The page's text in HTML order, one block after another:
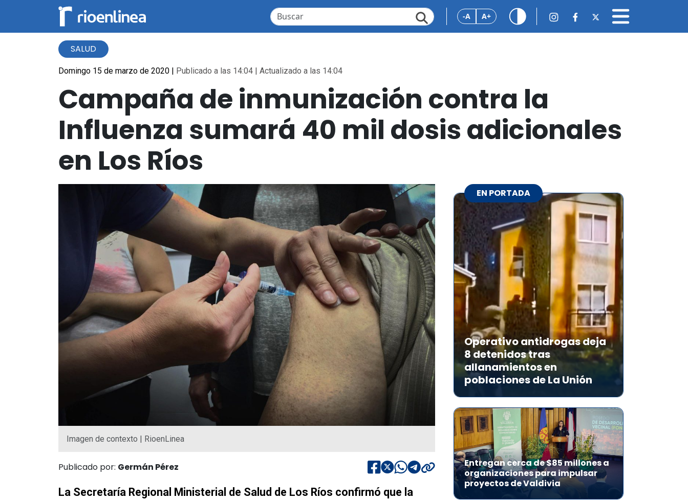
-A A+
SALUD
Domingo 15 de marzo de 2020 | Publicado a las 14:04 | Actualizado a las 14:04
Campaña de inmunización contra la
Influenza sumará 40 mil dosis adicionales
en Los Ríos
Imagen de contexto | RioenLinea
Publicado por: Germán Pérez
La Secretaría Regional Ministerial de Salud de Los Ríos confirmó que la
EN PORTADA
Operativo antidrogas deja
8 detenidos tras
allanamientos en
poblaciones de La Unión
Entregan cerca de $85 millones a
organizaciones para impulsar
proyectos de Valdivia